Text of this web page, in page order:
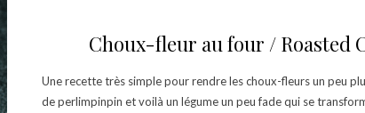
Choux-fleur au four / Roasted
Une recette très simple pour rendre les choux-fleurs un peu
de perlimpinpin et voilà un légume un peu fade qui se